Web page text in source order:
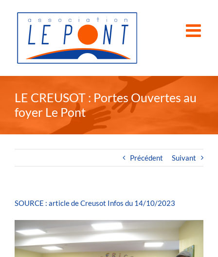
LE CREUSOT : Portes Ouvertes au
foyer Le Pont
Précédent Suivant
SOURCE : article de Creusot Infos du 14/10/2023